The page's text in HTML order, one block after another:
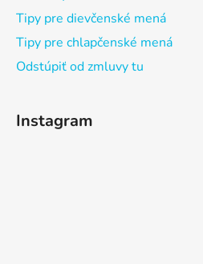
Tipy pre dievčenské mená
Tipy pre chlapčenské mená
Odstúpiť od zmluvy tu
Instagram